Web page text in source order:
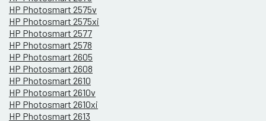
HP Photosmart 2575v
HP Photosmart 2575xi
HP Photosmart 2577
HP Photosmart 2578
HP Photosmart 2605
HP Photosmart 2608
HP Photosmart 2610
HP Photosmart 2610v
HP Photosmart 2610xi
HP Photosmart 2613